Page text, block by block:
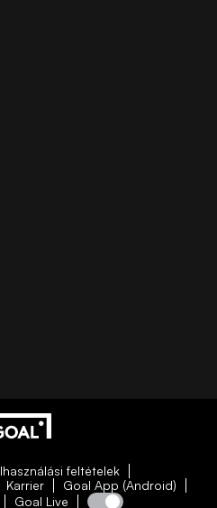
feltételek
Karrier
Goal App (Android)
Goal Live